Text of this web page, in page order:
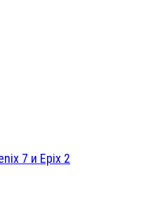
7 и Epix 2